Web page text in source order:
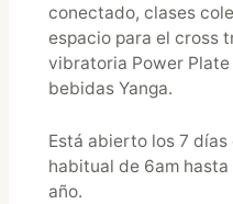
conectado, clases
espacio para el cross
vibratoria Power
bebidas Yanga.
Está abierto los 7
habitual de 6am
año.